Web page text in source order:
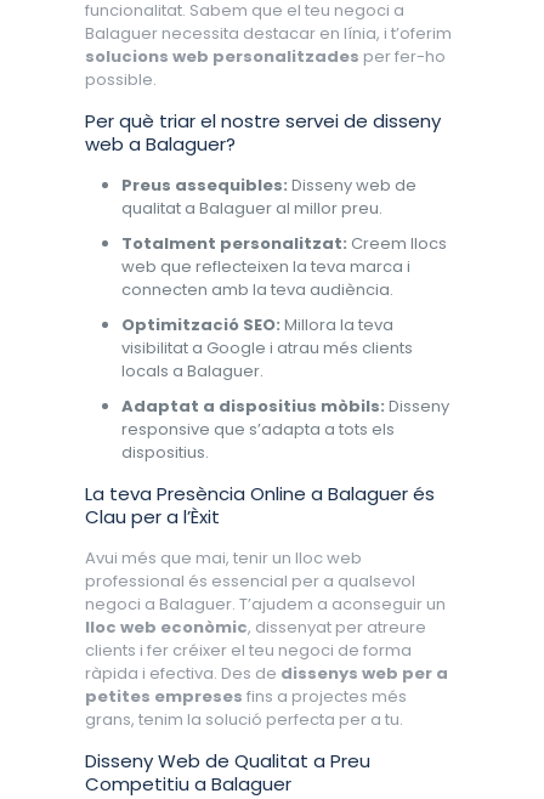
funcionalitat. Sabem que el teu negoci a
Balaguer necessita destacar en línia, i t’oferim
solucions web personalitzades per fer-ho
possible.
Per què triar el nostre servei de disseny
web a Balaguer?
Preus assequibles: Disseny web de
qualitat a Balaguer al millor preu.
Totalment personalitzat: Creem llocs
web que reflecteixen la teva marca i
connecten amb la teva audiència.
Optimització SEO: Millora la teva
visibilitat a Google i atrau més clients
locals a Balaguer.
Adaptat a dispositius mòbils: Disseny
responsive que s’adapta a tots els
dispositius.
La teva Presència Online a Balaguer és
Clau per a l’Èxit
Avui més que mai, tenir un lloc web
professional és essencial per a qualsevol
negoci a Balaguer. T’ajudem a aconseguir un
lloc web econòmic, dissenyat per atreure
clients i fer créixer el teu negoci de forma
ràpida i efectiva. Des de dissenys web per a
petites empreses fins a projectes més
grans, tenim la solució perfecta per a tu.
Disseny Web de Qualitat a Preu
Competitiu a Balaguer